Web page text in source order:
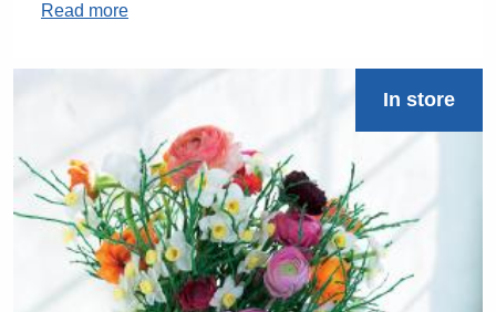
Read more
In store